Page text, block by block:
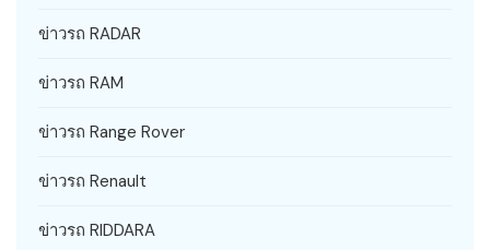
ข่าวรถ RADAR
ข่าวรถ RAM
ข่าวรถ Range Rover
ข่าวรถ Renault
ข่าวรถ RIDDARA